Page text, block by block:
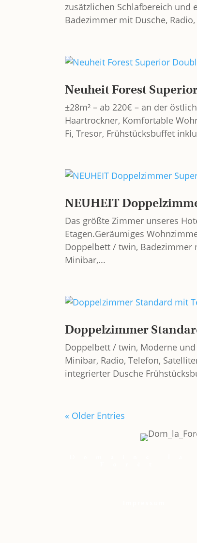
zusätzlichen Schlafbereich
Badezimmer mit Dusche,
Neuheit Forest
±28m² – ab 220€ – an der
Haartrockner, Komfortable
Fi, Tresor, Frühstücksbuffet
NEUHEIT
Das größte Zimmer unseres
Etagen.Geräumiges
Doppelbett / twin, Badezimmer
Minibar,...
Doppelzimmer
Doppelbett / twin, Moderne
Minibar, Radio, Telefon,
integrierter Dusche
« Older Entries